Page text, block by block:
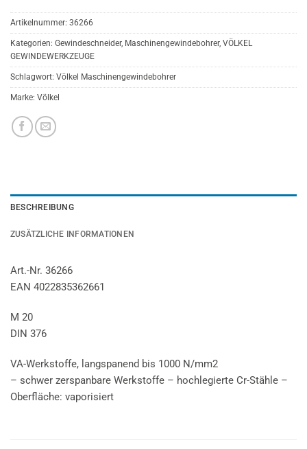
Artikelnummer: 36266
Kategorien: Gewindeschneider, Maschinengewindebohrer, VÖLKEL
GEWINDEWERKZEUGE
Schlagwort: Völkel Maschinengewindebohrer
Marke: Völkel
BESCHREIBUNG
ZUSÄTZLICHE INFORMATIONEN
Art.-Nr. 36266
EAN 4022835362661
M 20
DIN 376
VA-Werkstoffe, langspanend bis 1000 N/mm2
– schwer zerspanbare Werkstoffe – hochlegierte Cr-Stähle –
Oberfläche: vaporisiert